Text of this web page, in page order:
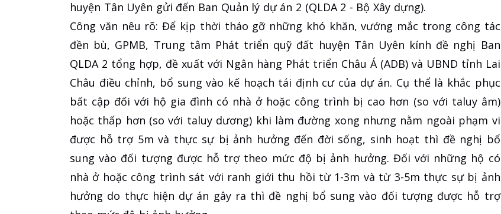
huyện Tân Uyên gửi đến Ban Quản lý dự án 2 (QLDA 2 - Bộ Xây dựng).
Công văn nêu rõ: Để kịp thời tháo gỡ những khó khăn, vướng mắc trong công tác
đền bù, GPMB, Trung tâm Phát triển quỹ đất huyện Tân Uyên kính đề nghị Ban
QLDA 2 tổng hợp, đề xuất với Ngân hàng Phát triển Châu Á (ADB) và UBND tỉnh Lai
Châu điều chỉnh, bổ sung vào kế hoạch tái định cư của dự án. Cụ thể là khắc phục
bất cập đối với hộ gia đình có nhà ở hoặc công trình bị cao hơn (so với taluy âm)
hoặc thấp hơn (so với taluy dương) khi làm đường xong nhưng nằm ngoài phạm vi
được hỗ trợ 5m và thực sự bị ảnh hưởng đến đời sống, sinh hoạt thì đề nghị bổ
sung vào đối tượng được hỗ trợ theo mức độ bị ảnh hưởng. Đối với những hộ có
nhà ở hoặc công trình sát với ranh giới thu hồi từ 1-3m và từ 3-5m thực sự bị ảnh
hưởng do thực hiện dự án gây ra thì đề nghị bổ sung vào đối tượng được hỗ trợ